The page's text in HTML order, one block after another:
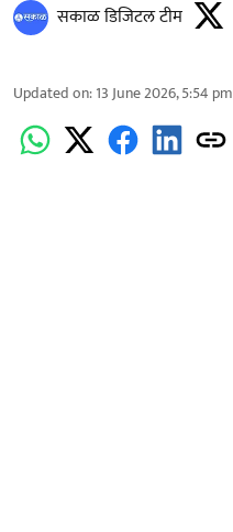
सकाळ डिजिटल टीम
Updated on:13 June 2026, 5:54 pm